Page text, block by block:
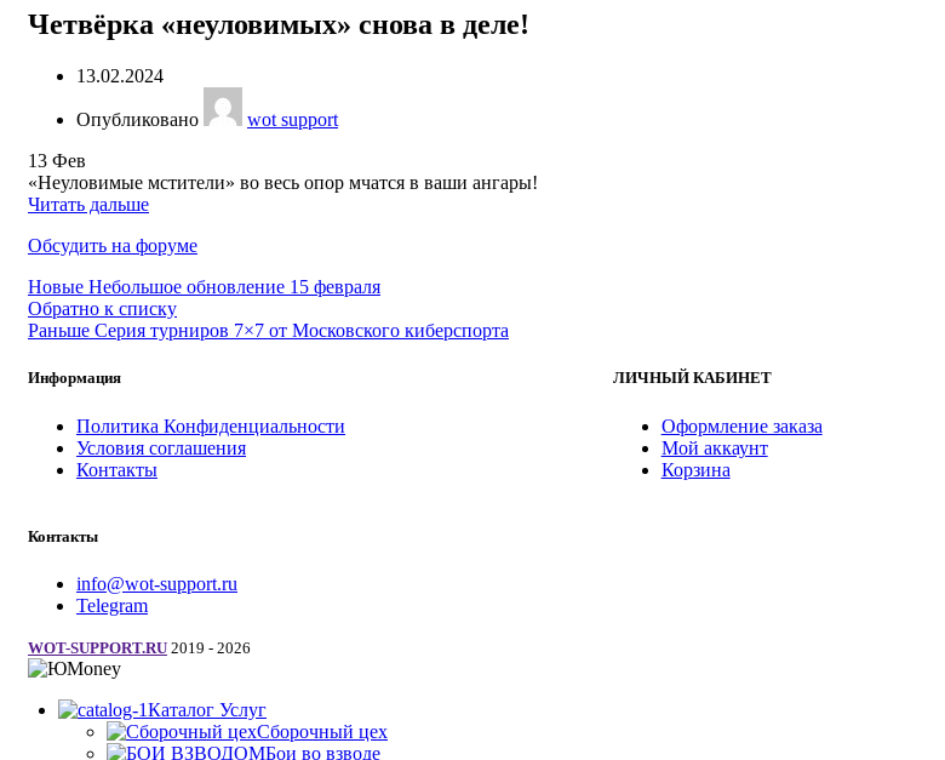
Четвёрка «неуловимых» снова в деле!
13.02.2024
Опубликовано
wot support
13 Фев
«Неуловимые мстители» во весь опор мчатся в ваши ангары!
Читать дальше
Обсудить на форуме
Новые Небольшое обновление 15 февраля
Обратно к списку
Раньше Серия турниров 7×7 от Московского киберспорта
Информация
Политика Конфиденциальности
Условия соглашения
Контакты
ЛИЧНЫЙ КАБИНЕТ
Оформление заказа
Мой аккаунт
Корзина
Контакты
info@wot-support.ru
Telegram
WOT-SUPPORT.RU 2019 - 2026
Каталог Услуг
Сборочный цех
Бои во взводе